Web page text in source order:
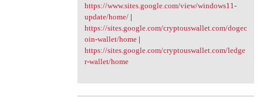
https://www.sites.google.com/view/windows11-
update/home/|
https://sites.google.com/cryptouswallet.com/dogec
oin-wallet/home|
https://sites.google.com/cryptouswallet.com/ledge
r-wallet/home